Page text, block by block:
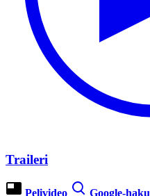
Traileri
Pelivideo Google-haku